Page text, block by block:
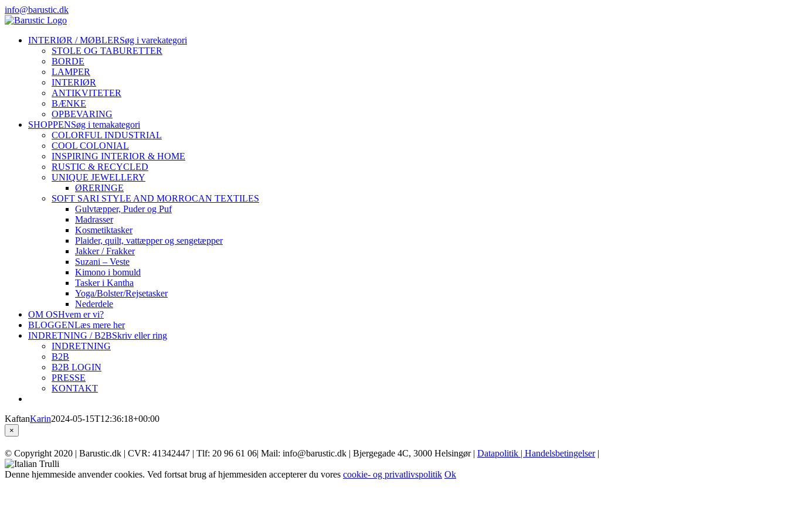
Skip
to
info@barustic.dk
instagram
facebook
pinterest
INTERIØR / MØBLERSøg i varekategori
STOLE OG TABURETTER
BORDE
LAMPER
INTERIØR
ANTIKVITETER
BÆNKE
OPBEVARING
SHOPPENSøg i temakategori
COLORFUL INDUSTRIAL
COOL COLONIAL
INSPIRING INTERIOR & HOME
RUSTIC & RECYCLED
UNIQUE JEWELLERY
ØRERINGE
SOFT SARI STYLE AND MORROCAN TEXTILES
Gulvtæpper, Puder og Puf
Madrasser
Kosmetiktasker
Plaider, quilt, vattæpper og sengetæpper
Jakker / Frakker
Suzani – Veste
Kimono i bomuld
Tasker i Kantha
Yoga/Bolster/Rejsetasker
Nederdele
OM OSHvem er vi?
BLOGGENLæs mere her
INDRETNING / B2BSkriv eller ring
INDRETNING
B2B
B2B LOGIN
PRESSE
KONTAKT
KaftanKarin2024-05-15T12:36:18+00:00
Close
product
view
×
© Copyright 2020 | Barustic.dk | CVR: 41342447 | Tlf: 20 96 61 06| Mail: info@barustic.dk | Bjergegade 4C, 3000 Helsingør | Datapolitik | Handelsbetingelser|
instagram
facebook
pinterest
Denne hjemmeside anvender cookies. Ved fortsat brug af hjemmesiden accepterer du vores cookie- og privatlivspolitik Ok